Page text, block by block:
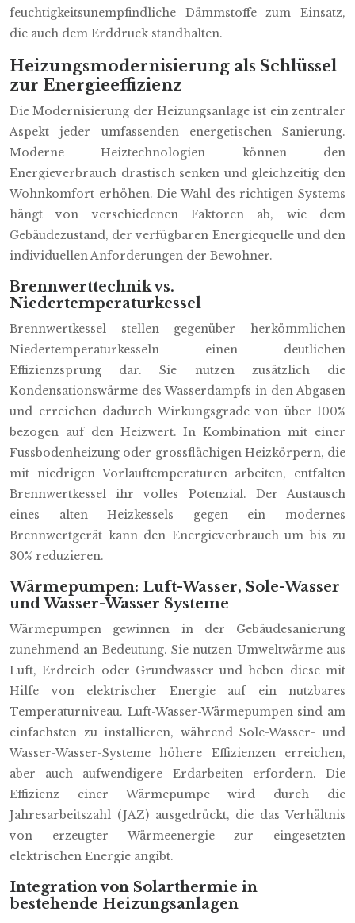
feuchtigkeitsunempfindliche Dämmstoffe zum Einsatz,
die auch dem Erddruck standhalten.
Heizungsmodernisierung als Schlüssel
zur Energieeffizienz
Die Modernisierung der Heizungsanlage ist ein zentraler
Aspekt jeder umfassenden energetischen Sanierung.
Moderne Heiztechnologien können den
Energieverbrauch drastisch senken und gleichzeitig den
Wohnkomfort erhöhen. Die Wahl des richtigen Systems
hängt von verschiedenen Faktoren ab, wie dem
Gebäudezustand, der verfügbaren Energiequelle und den
individuellen Anforderungen der Bewohner.
Brennwerttechnik vs.
Niedertemperaturkessel
Brennwertkessel stellen gegenüber herkömmlichen
Niedertemperaturkesseln einen deutlichen
Effizienzsprung dar. Sie nutzen zusätzlich die
Kondensationswärme des Wasserdampfs in den Abgasen
und erreichen dadurch Wirkungsgrade von über 100%
bezogen auf den Heizwert. In Kombination mit einer
Fussbodenheizung oder grossflächigen Heizkörpern, die
mit niedrigen Vorlauftemperaturen arbeiten, entfalten
Brennwertkessel ihr volles Potenzial. Der Austausch
eines alten Heizkessels gegen ein modernes
Brennwertgerät kann den Energieverbrauch um bis zu
30% reduzieren.
Wärmepumpen: Luft-Wasser, Sole-Wasser
und Wasser-Wasser Systeme
Wärmepumpen gewinnen in der Gebäudesanierung
zunehmend an Bedeutung. Sie nutzen Umweltwärme aus
Luft, Erdreich oder Grundwasser und heben diese mit
Hilfe von elektrischer Energie auf ein nutzbares
Temperaturniveau. Luft-Wasser-Wärmepumpen sind am
einfachsten zu installieren, während Sole-Wasser- und
Wasser-Wasser-Systeme höhere Effizienzen erreichen,
aber auch aufwendigere Erdarbeiten erfordern. Die
Effizienz einer Wärmepumpe wird durch die
Jahresarbeitszahl (JAZ) ausgedrückt, die das Verhältnis
von erzeugter Wärmeenergie zur eingesetzten
elektrischen Energie angibt.
Integration von Solarthermie in
bestehende Heizungsanlagen